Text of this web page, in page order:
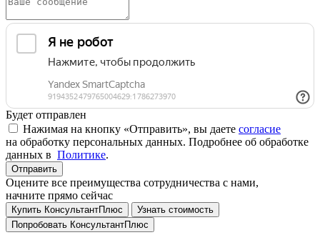
Будет отправлен
Нажимая на кнопку «Отправить», вы даете согласие
на обработку персональных данных. Подробнее об обработке
данных в Политике.
Отправить
Оцените все преимущества сотрудничества с нами,
начните прямо сейчас
Купить КонсультантПлюс
Узнать стоимость
Попробовать КонсультантПлюс